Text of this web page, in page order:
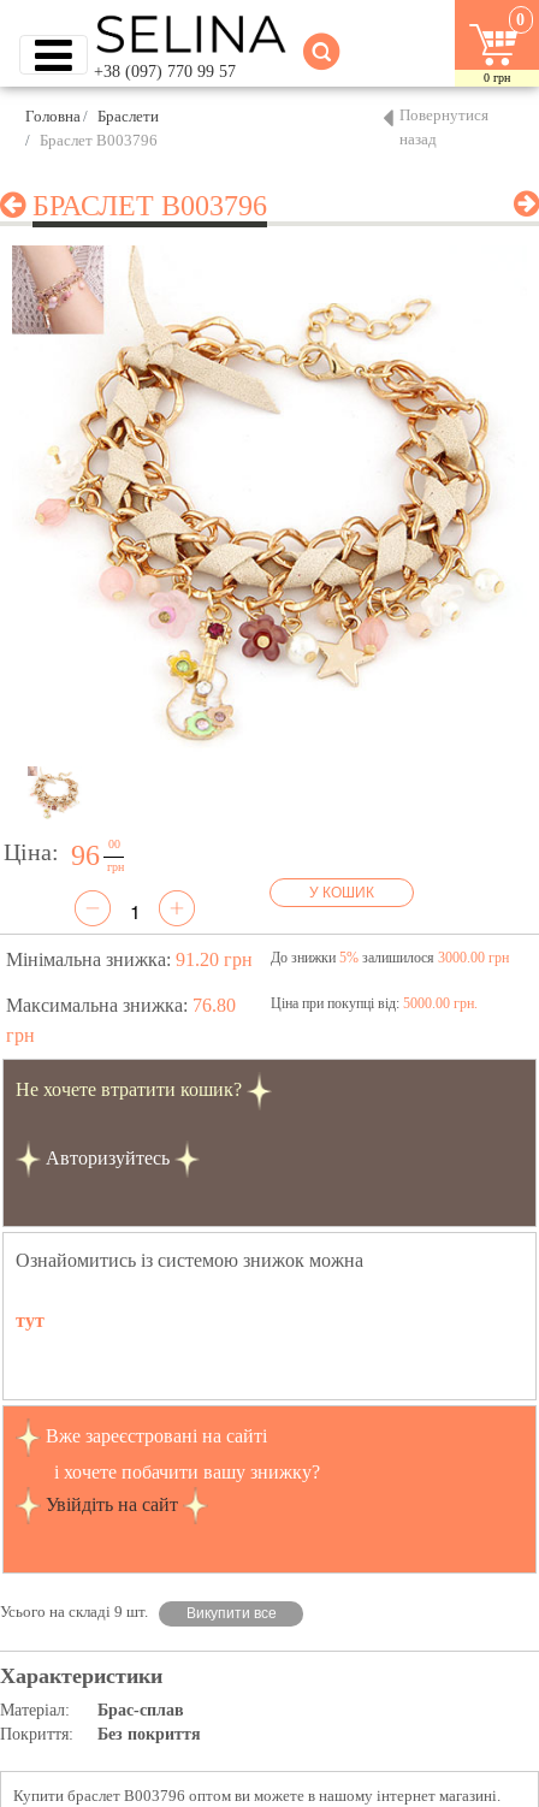
+38 (097) 770 99 57
0
0 грн
Головна
Браслети
Браслет B003796
Повернутися
назад
БРАСЛЕТ B003796
Ціна: 96
00
грн
У КОШИК
Мінімальна знижка: 91.20 грн До знижки 5%залишилося 3000.00 грн
Максимальна знижка: 76.80
грн
Ціна при покупці від: 5000.00 грн.
Не хочете втратити кошик?
Авторизуйтесь
Ознайомитись із системою знижок можна
тут
Вже зареєстровані на сайті
і хочете побачити вашу знижку?
Увійдіть на сайт
Усього на складі 9 шт. Викупити все
Характеристики
Матеріал:
Брас-сплав
Покриття:
Без покриття
Купити браслет B003796 оптом ви можете в нашому інтернет магазині.